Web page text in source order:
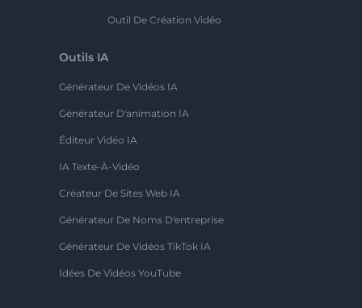
Outil De Création Vidéo
Outils IA
Générateur De Vidéos IA
Générateur D'animation IA
Éditeur Vidéo IA
IA Texte-À-Vidéo
Créateur De Sites Web IA
Générateur De Noms D'entreprise
Générateur De Vidéos TikTok IA
Idées De Vidéos YouTube